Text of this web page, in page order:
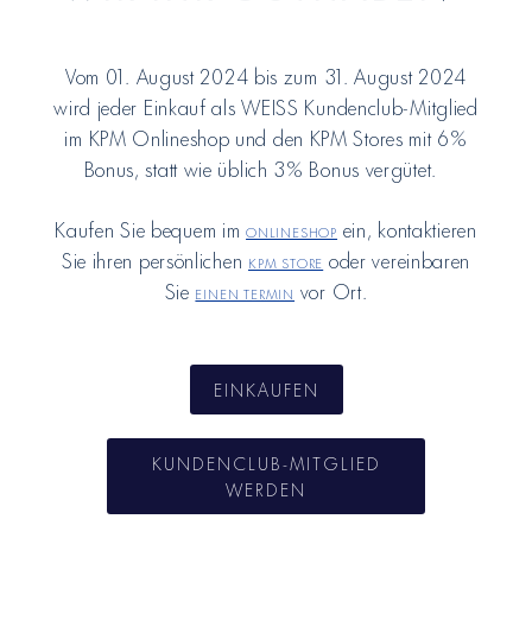
Vom 01. August 2024 bis zum 31. August 2024
wird jeder Einkauf als WEISS Kundenclub-Mitglied
im KPM Onlineshop und den KPM Stores mit 6%
Bonus, statt wie üblich 3% Bonus vergütet.
Kaufen Sie bequem imOnlineshop ein, kontaktieren
Sie ihren persönlichen KPM Store oder vereinbaren
Sie einen Termin vor Ort.
EINKAUFEN
KUNDENCLUB-MITGLIED
WERDEN